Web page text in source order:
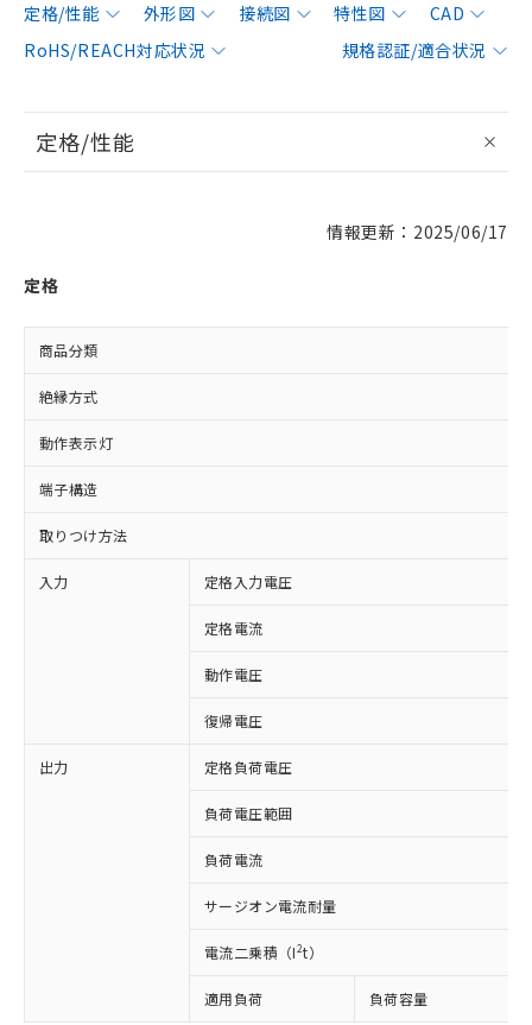
定格/性能 外形図 接続図 特性図
CAD
RoHS/REACH対応状況
規格認証/適合状況
定格/性能
情報更新：2025/06/17
定格
商品分類
絶縁方式
動作表示灯
端子構造
取りつけ方法
入力 定格入力電圧
定格電流
動作電圧
復帰電圧
出力 定格負荷電圧
負荷電圧範囲
負荷電流
サージオン電流耐量
電流二乗積（I2t）
適用負荷 負荷容量
ご利用条件
非含有に対応した製品が提供可能な商品で
対応予定：EU RoHS指令（10物質）の非含